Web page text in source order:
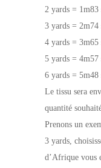
2 yards = 1m83
3 yards = 2m74
4 yards = 3m65
5 yards = 4m57
6 yards = 5m48
Le tissu sera
quantité
Prenons un
3 yards,
d’Afrique vous